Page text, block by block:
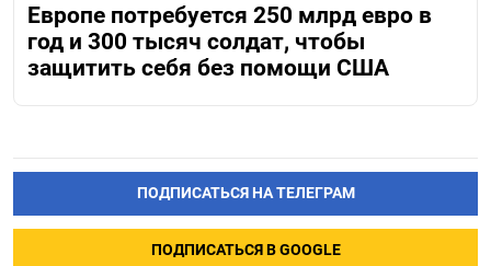
Европе потребуется 250 млрд евро в
год и 300 тысяч солдат, чтобы
защитить себя без помощи США
ПОДПИСАТЬСЯ НА ТЕЛЕГРАМ
ПОДПИСАТЬСЯ В GOOGLE